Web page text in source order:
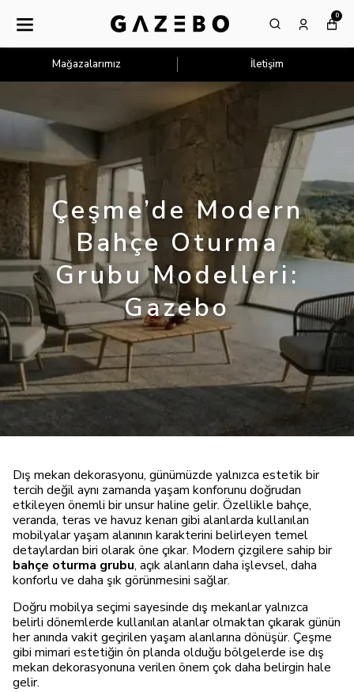
0
Mağazalarımız İletişim
Çeşme’de Modern
Bahçe Oturma
Grubu Modelleri:
Gazebo
Dış mekan dekorasyonu, günümüzde yalnızca estetik bir
tercih değil aynı zamanda yaşam konforunu doğrudan
etkileyen önemli bir unsur haline gelir. Özellikle bahçe,
veranda, teras ve havuz kenarı gibi alanlarda kullanılan
mobilyalar yaşam alanının karakterini belirleyen temel
detaylardan biri olarak öne çıkar. Modern çizgilere sahip bir
bahçe oturma grubu, açık alanların daha işlevsel, daha
konforlu ve daha şık görünmesini sağlar.
Doğru mobilya seçimi sayesinde dış mekanlar yalnızca
belirli dönemlerde kullanılan alanlar olmaktan çıkarak günün
her anında vakit geçirilen yaşam alanlarına dönüşür. Çeşme
gibi mimari estetiğin ön planda olduğu bölgelerde ise dış
mekan dekorasyonuna verilen önem çok daha belirgin hale
gelir.